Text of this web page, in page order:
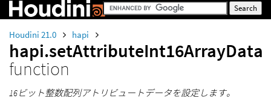
Houdini 21.0 hapi
hapi.setAttributeInt16ArrayData
function
16ビット整数配列アトリビュートデータを設定します。